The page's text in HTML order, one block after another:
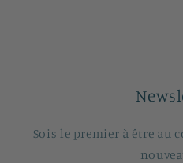
Sois le premier à être au